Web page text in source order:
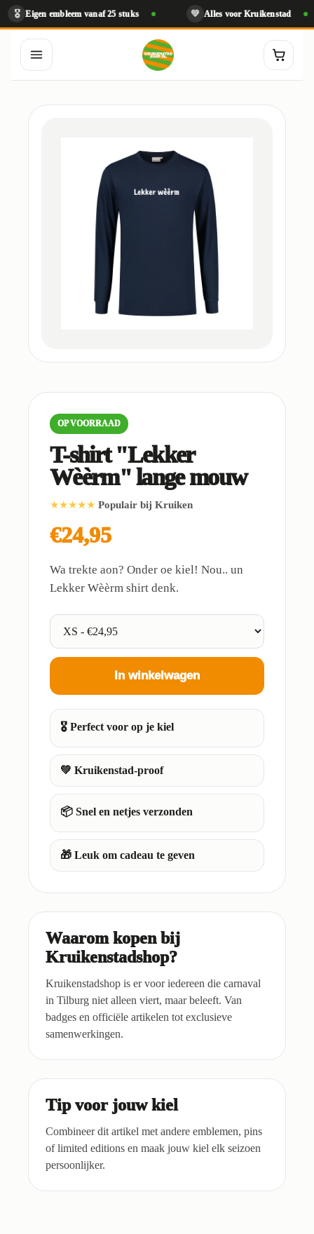
embleem vanaf 25 stuks Alles voor Kruikenstad
OP VOORRAAD
T-shirt "Lekker
Wèèrm" lange mouw
★★★★★ Populair bij Kruiken
€24,95
Wa trekte aon? Onder oe kiel! Nou.. un
Lekker Wèèrm shirt denk.
In winkelwagen
🎖️ Perfect voor op je kiel
💚 Kruikenstad-proof
📦 Snel en netjes verzonden
🎁 Leuk om cadeau te geven
Waarom kopen bij
Kruikenstadshop?
Kruikenstadshop is er voor iedereen die carnaval
in Tilburg niet alleen viert, maar beleeft. Van
badges en officiële artikelen tot exclusieve
samenwerkingen.
Tip voor jouw kiel
Combineer dit artikel met andere emblemen, pins
of limited editions en maak jouw kiel elk seizoen
persoonlijker.